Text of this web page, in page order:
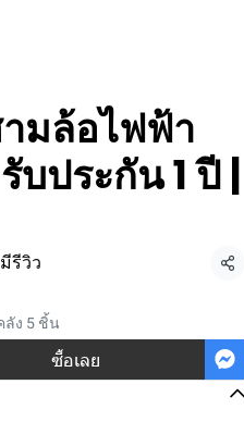
มล้อไฟฟ้า
บประกัน 1 ปี |
รีวิว แชร์
ง 5 ชิ้น
ซื้อเลย